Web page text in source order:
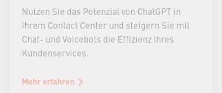
Nutzen Sie das Potenzial von ChatGPT in
Ihrem Contact Center und steigern Sie mit
Chat- und Voicebots die Effizienz Ihres
Kundenservices.
Mehr erfahren